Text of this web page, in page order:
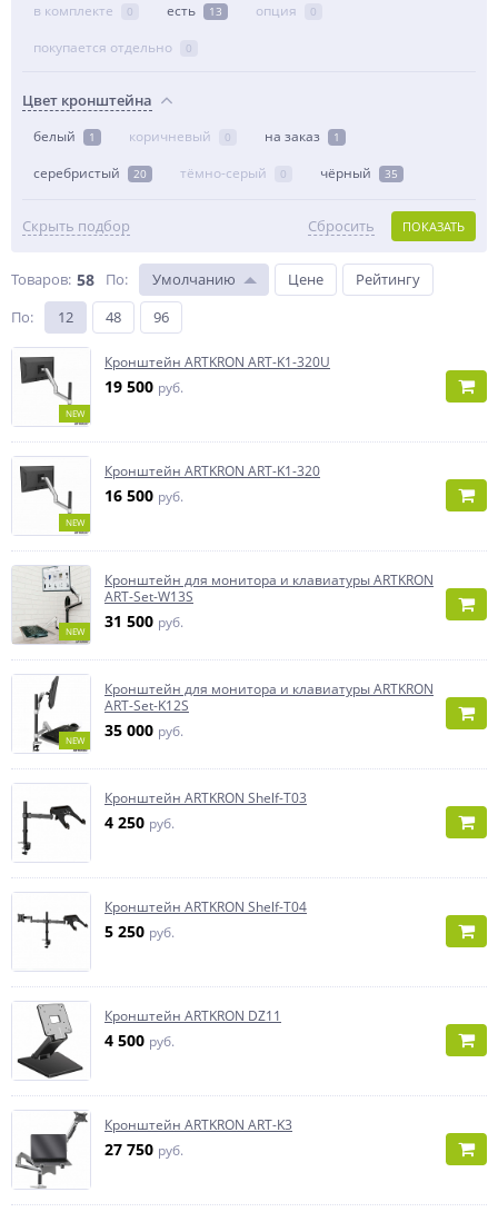
в комплекте 0 есть 13 опция 0
покупается отдельно 0
Цвет кронштейна
белый 1 коричневый 0 на заказ 1
серебристый 20 тёмно-серый 0 чёрный 35
Скрыть подбор ПОКАЗАТЬ
Сбросить
Товаров: 58 По: Умолчанию Цене
Рейтингу
По: 12 48 96
NEW
Кронштейн ARTKRON ART-K1-320U
19 500 руб.
NEW
Кронштейн ARTKRON ART-K1-320
16 500 руб.
NEW
Кронштейн для монитора и клавиатуры ARTKRON
ART-Set-W13S
31 500 руб.
NEW
Кронштейн для монитора и клавиатуры ARTKRON
ART-Set-K12S
35 000 руб.
Кронштейн ARTKRON Shelf-T03
4 250 руб.
Кронштейн ARTKRON Shelf-T04
5 250 руб.
Кронштейн ARTKRON DZ11
4 500 руб.
Кронштейн ARTKRON ART-K3
27 750 руб.